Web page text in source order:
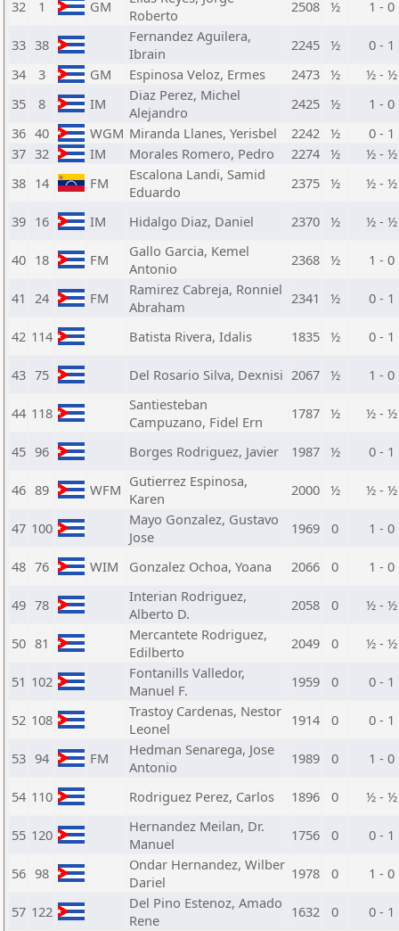
32 1 GM
Roberto
2508 ½ 1 - 0
33 38
Fernandez Aguilera,
Ibrain
2245 ½
0 - 1
34
3 GM Espinosa Veloz, Ermes 2473 ½
½ - ½
35
8 IM
Diaz Perez, Michel
Alejandro
2425 ½
1 - 0
36 40 WGM Miranda Llanes, Yerisbel 2242 ½
0 - 1
37 32 IM Morales Romero, Pedro 2274 ½
½ - ½
38 14 FM
Escalona Landi, Samid
Eduardo
2375 ½ ½ - ½
39 16 IM Hidalgo Diaz, Daniel 2370 ½ ½ - ½
40 18 FM
Gallo Garcia, Kemel
Antonio
2368 ½ 1 - 0
41 24 FM
Ramirez Cabreja, Ronniel
Abraham
2341 ½ 0 - 1
42 114 Batista Rivera, Idalis 1835 ½ 0 - 1
43 75 Del Rosario Silva, Dexnisi 2067 ½ 1 - 0
44 118
Santiesteban
Campuzano, Fidel Ern
1787 ½ ½ - ½
45 96 Borges Rodriguez, Javier 1987 ½ 0 - 1
46 89 WFM Gutierrez Espinosa,
Karen
2000 ½ ½ - ½
47 100
Mayo Gonzalez, Gustavo
Jose
1969 0 1 - 0
48 76 WIM Gonzalez Ochoa, Yoana 2066 0 1 - 0
49 78
Interian Rodriguez,
Alberto D.
2058 0 ½ - ½
50 81
Mercantete Rodriguez,
Edilberto
2049 0 ½ - ½
51 102
Fontanills Valledor,
Manuel F.
1959 0 0 - 1
52 108
Trastoy Cardenas, Nestor
Leonel
1914 0 0 - 1
53 94 FM
Hedman Senarega, Jose
Antonio
1989 0 1 - 0
54 110 Rodriguez Perez, Carlos 1896 0 ½ - ½
55 120
Hernandez Meilan, Dr.
Manuel
1756 0 0 - 1
56 98
Ondar Hernandez, Wilber
Dariel
1978 0 1 - 0
57 122
Del Pino Estenoz, Amado
Rene
1632 0 0 - 1